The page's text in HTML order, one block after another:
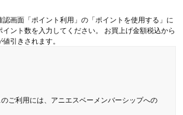
認画面「ポイント利用」の「ポイントを使用する」に
ント数を入力してください。 お買上げ金額税込から
引きされます。
のご利用には、アニエスベーメンバーシップへの